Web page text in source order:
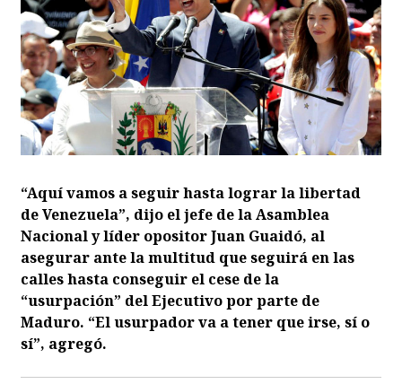
“Aquí vamos a seguir hasta lograr la libertad
de Venezuela”, dijo el jefe de la Asamblea
Nacional y líder opositor Juan Guaidó, al
asegurar ante la multitud que seguirá en las
calles hasta conseguir el cese de la
“usurpación” del Ejecutivo por parte de
Maduro. “El usurpador va a tener que irse, sí o
sí”, agregó.